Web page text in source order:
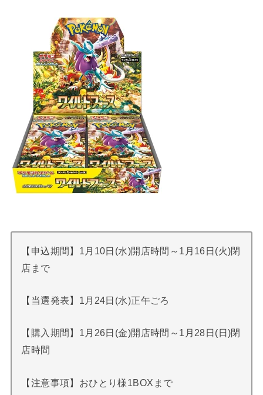
【申込期間】1月10日(水)開店時間～1月16日(火)閉
店まで
【当選発表】1月24日(水)正午ごろ
【購入期間】1月26日(金)開店時間～1月28日(日)閉
店時間
【注意事項】おひとり様1BOXまで